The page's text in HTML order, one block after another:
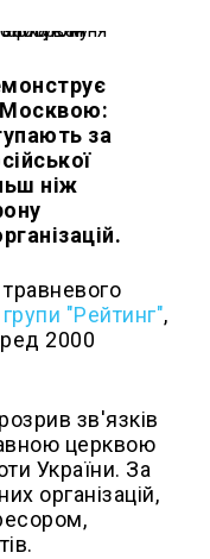
Москвою:
за
ніж
групи "Рейтинг",
2000
зв'язків
церквою
України. За
організацій,